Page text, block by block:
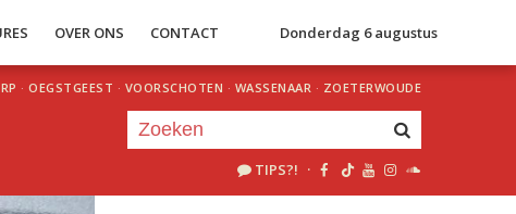
OVER ONS CONTACT Donderdag 6 augustus
· OEGSTGEEST · VOORSCHOTEN · WASSENAAR · ZOETERWOUDE
TIPS?! ·